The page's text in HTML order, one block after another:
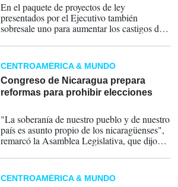
En el paquete de proyectos de ley
presentados por el Ejecutivo también
sobresale uno para aumentar los castigos de
cadena productiva entre 6 meses y 10 años,
de los 3 meses a 5 años en la actualidad.
CENTROAMÉRICA & MUNDO
Congreso de Nicaragua prepara
reformas para prohibir elecciones
"La soberanía de nuestro pueblo y de nuestro
país es asunto propio de los nicaragüenses",
remarcó la Asamblea Legislativa, que dijo
recibidos" de parte del Presidente Ortega.
CENTROAMÉRICA & MUNDO